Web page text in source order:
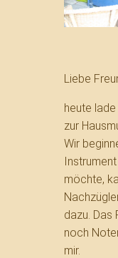
Liebe
heute
zur
Wir
möchte,
dazu. Das
noch
mir.